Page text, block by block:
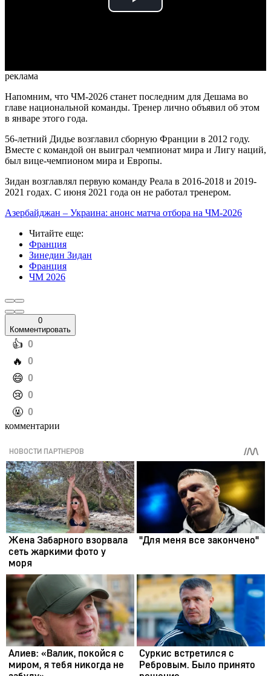
Play
реклама
Напомним, что ЧМ-2026 станет последним для Дешама во
главе национальной команды. Тренер лично объявил об этом
в январе этого года.
56-летний Дидье возглавил сборную Франции в 2012 году.
Вместе с командой он выиграл чемпионат мира и Лигу наций,
был вице-чемпионом мира и Европы.
Зидан возглавлял первую команду Реала в 2016-2018 и 2019-
2021 годах. С июня 2021 года он не работал тренером.
Азербайджан – Украина: анонс матча отбора на ЧМ-2026
Читайте еще:
Франция
Зинедин Зидан
Франция
ЧМ 2026
0
Комментировать
️👍 0
️🔥 0
️😄 0
️😢 0
️🤬 0
комментарии